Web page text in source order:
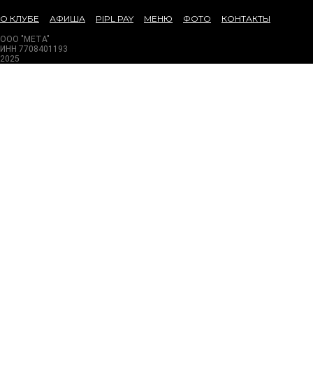
О КЛУБЕ АФИША PIPL PAY МЕНЮ ФОТО КОНТАКТЫ
ООО "МЕТА"
ИНН 7708401193
2025